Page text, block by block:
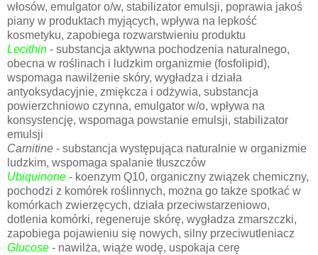
włosów, emulgator o/w, stabilizator emulsji, poprawia jakoś
piany w produktach myjących, wpływa na lepkość
kosmetyku, zapobiega rozwarstwieniu produktu
Lecithin - substancja aktywna pochodzenia naturalnego,
obecna w roślinach i ludzkim organizmie (fosfolipid),
wspomaga nawilżenie skóry, wygładza i działa
antyoksydacyjnie, zmiękcza i odżywia, substancja
powierzchniowo czynna, emulgator w/o, wpływa na
konsystencję, wspomaga powstanie emulsji, stabilizator
emulsji
Carnitine - substancja występująca naturalnie w organizmie
ludzkim, wspomaga spalanie tłuszczów
Ubiquinone - koenzym Q10, organiczny związek chemiczny,
pochodzi z komórek roślinnych, można go także spotkać w
komórkach zwierzęcych, działa przeciwstarzeniowo,
dotlenia komórki, regeneruje skórę, wygładza zmarszczki,
zapobiega pojawieniu się nowych, silny przeciwutleniacz
Glucose - nawilża, wiąże wodę, uspokaja cerę